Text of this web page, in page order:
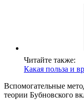
Читайте также:
Какая польза и
Вспомогательные
теории Бубновского